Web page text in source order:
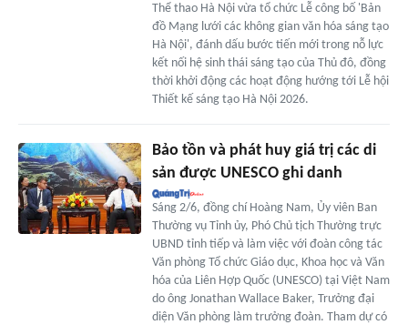
Thể thao Hà Nội vừa tổ chức Lễ công bố 'Bản
đồ Mạng lưới các không gian văn hóa sáng tạo
Hà Nội', đánh dấu bước tiến mới trong nỗ lực
kết nối hệ sinh thái sáng tạo của Thủ đô, đồng
thời khởi động các hoạt động hướng tới Lễ hội
Thiết kế sáng tạo Hà Nội 2026.
Bảo tồn và phát huy giá trị các di
sản được UNESCO ghi danh
Sáng 2/6, đồng chí Hoàng Nam, Ủy viên Ban
Thường vụ Tỉnh ủy, Phó Chủ tịch Thường trực
UBND tỉnh tiếp và làm việc với đoàn công tác
Văn phòng Tổ chức Giáo dục, Khoa học và Văn
hóa của Liên Hợp Quốc (UNESCO) tại Việt Nam
do ông Jonathan Wallace Baker, Trưởng đại
diện Văn phòng làm trưởng đoàn. Tham dự có